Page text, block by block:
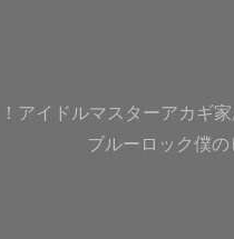
アイドルマスターアカギ
ブルーロック僕の